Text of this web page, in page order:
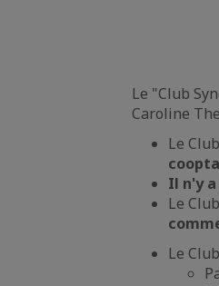
Le "Club
Caroline
Le
Il n'y
Le
Le